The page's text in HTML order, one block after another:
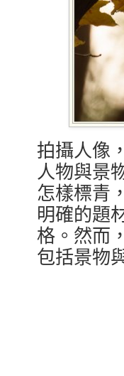
拍攝人像
人物與景
怎樣標青
明確的題
格。然而
包括景物